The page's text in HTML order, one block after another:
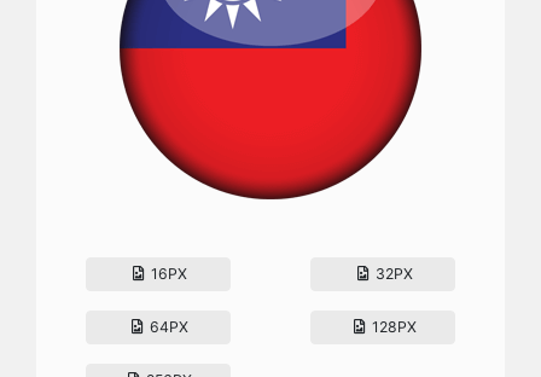
16PX 32PX
64PX 128PX